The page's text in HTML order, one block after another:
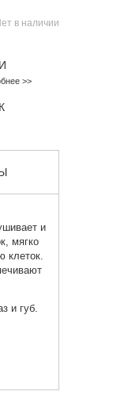
в наличии
>>
и
мягко
клеток.
и губ.